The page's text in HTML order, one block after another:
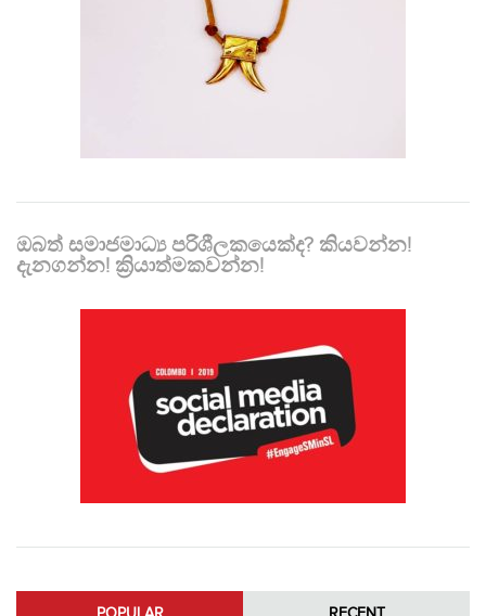
ඔබත් සමාජමාධ්‍ය පරිශීලකයෙක්ද? කියවන්න!
දැනගන්න! ක්‍රියාත්මකවන්න!